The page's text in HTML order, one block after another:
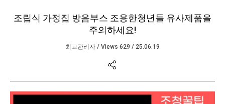
조립식 가정집 방음부스 조용한청년들 유사제품을
주의하세요!
최고관리자 / Views 629 / 25.06.19
본문